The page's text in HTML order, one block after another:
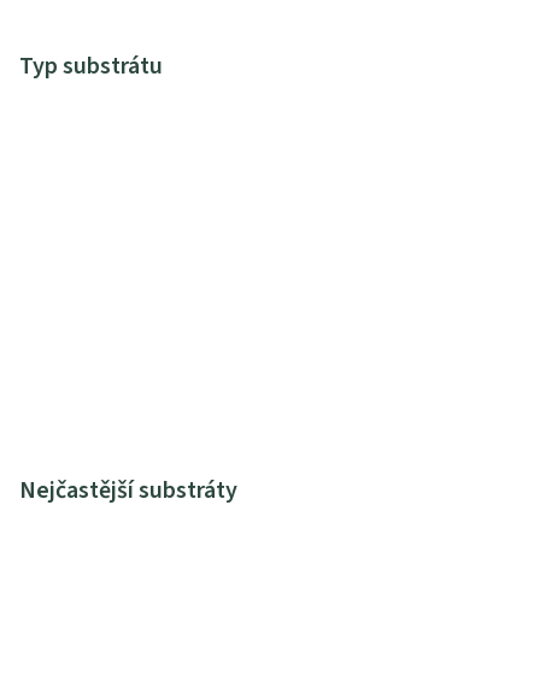
Typ substrátu
Nejčastější substráty